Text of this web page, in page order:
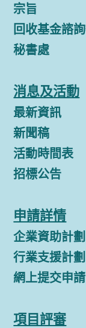
宗旨
回收基金諮
秘書處
消息及活動
最新資訊
新聞稿
活動時間表
招標公告
申請詳情
企業資助計劃
行業支援計劃
網上提交申請
項目評審